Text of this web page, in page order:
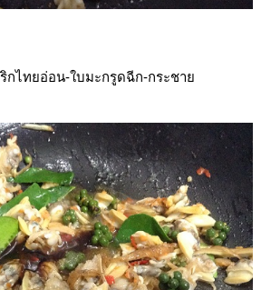
กไทยอ่อน-ใบมะกรูดฉีก-กระชา